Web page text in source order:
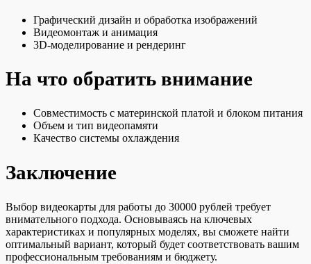
Графический дизайн и обработка изображений
Видеомонтаж и анимация
3D-моделирование и рендеринг
На что обратить внимание
Совместимость с материнской платой и блоком питания
Объем и тип видеопамяти
Качество системы охлаждения
Заключение
Выбор видеокарты для работы до 30000 рублей требует
внимательного подхода. Основываясь на ключевых
характеристиках и популярных моделях, вы сможете найти
оптимальный вариант, который будет соответствовать вашим
профессиональным требованиям и бюджету.